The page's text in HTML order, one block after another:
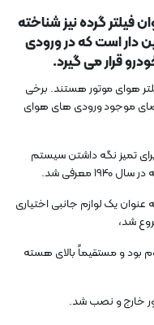
فیلتر گرده نیز شناخته
دار است که در ورودی
قرار می گیرد.
هوای موتور هستند. برخی
موجود ورودی های هوای
تمیز نگه داشتن سیستم
یک لوازم جانبی اختیاری
بود و مستقیماً بالای هسته
خارج و نصب شد.